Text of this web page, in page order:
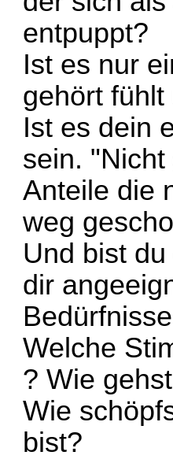
entpuppt?
Ist es nur
gehört
Ist es dein
sein.
Anteile die
weg
Und bist
dir
Welche
? Wie
Wie
bist?